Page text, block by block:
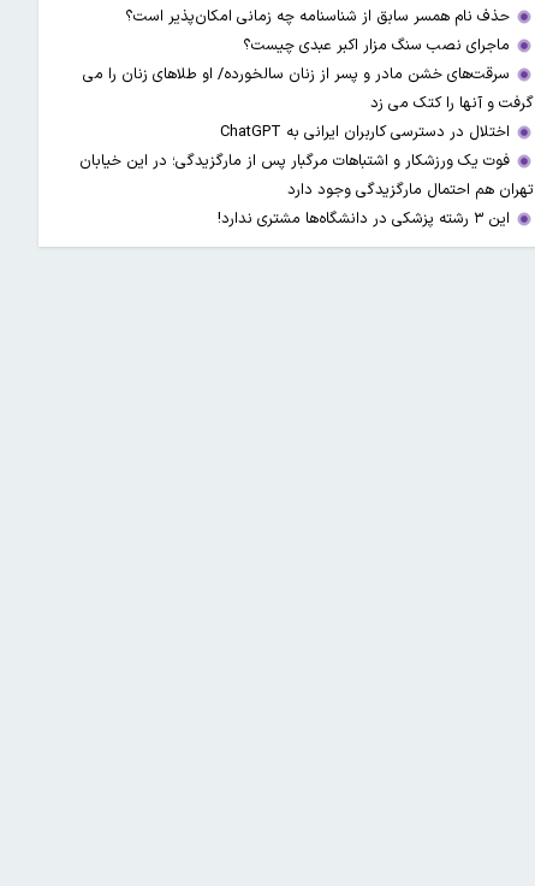
حذف نام همسر سابق از شناسنامه چه زمانی امکان‌پذیر است؟
ماجرای نصب سنگ مزار اکبر عبدی چیست؟
سرقت‌های خشن مادر و پسر از زنان سالخورده/ او طلاهای زنان را می
گرفت و آنها را کتک می زد
اختلال در دسترسی کاربران ایرانی به ChatGPT
فوت یک ورزشکار و اشتباهات مرگبار پس از مارگزیدگی؛ در این خیابان
تهران هم احتمال مارگزیدگی وجود دارد
این ۳ رشته پزشکی در دانشگاه‌ها مشتری ندارد!